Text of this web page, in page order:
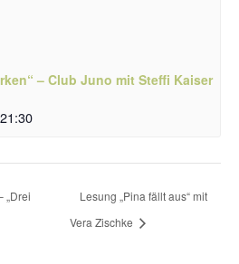
– Club Juno mit Steffi Kaiser
21:30
„Drei
Lesung „Pina fällt aus“ mit
Vera Zischke